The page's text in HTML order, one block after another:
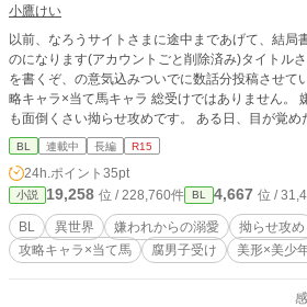
小鷹けい
以前、なろうサイトさまに途中まであげて、結局
のになります(アカウントごと削除済み)タイトル
を書くぞ、の意気込みついでに数話分投稿させていただきま
略キャラ×当て馬キャラ 総受けではありません。
も面倒くさい拗らせ攻めです。 ある日、目が覚めたら大好きだったＢＬゲーム
の当て馬キャラになっていた。死んだ覚えはない
きてきた期間の記憶もある。 だけど、ここでひ
し、『僕』が今まで嫌がらせし続けてきた、この
ね……。 え、イジめなきゃダメなの？？死ぬほど
ょ……。 でも、主人公が攻略キャラとＢＬしてる
い！！ひっそりと。なんなら近くで見たい！！
として生きることになった『おれ(僕)』が、主人
として冷たくあしらわれ、手酷くフラれるはずの
BL 連載中 長編 R15
24h.ポイント 35pt
小説 19,258 位 / 228,760件 BL 4,667 位 /
BL 異世界 嫌われからの溺愛 拗らせ攻め
攻略キャラ×当て馬
腐男子受け 美形×美少